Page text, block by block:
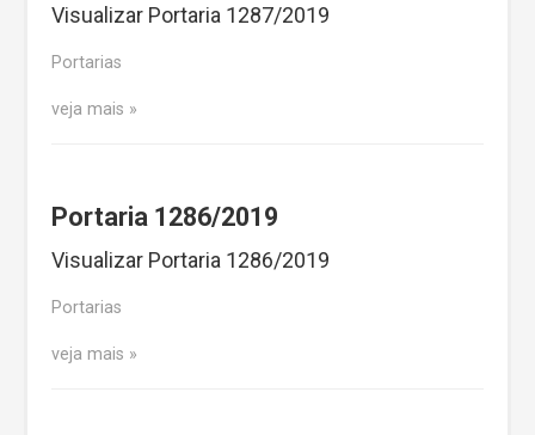
Visualizar Portaria 1287/2019
Portarias
veja mais
Portaria 1286/2019
Visualizar Portaria 1286/2019
Portarias
veja mais